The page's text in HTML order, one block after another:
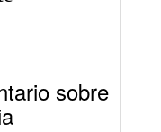
sobre